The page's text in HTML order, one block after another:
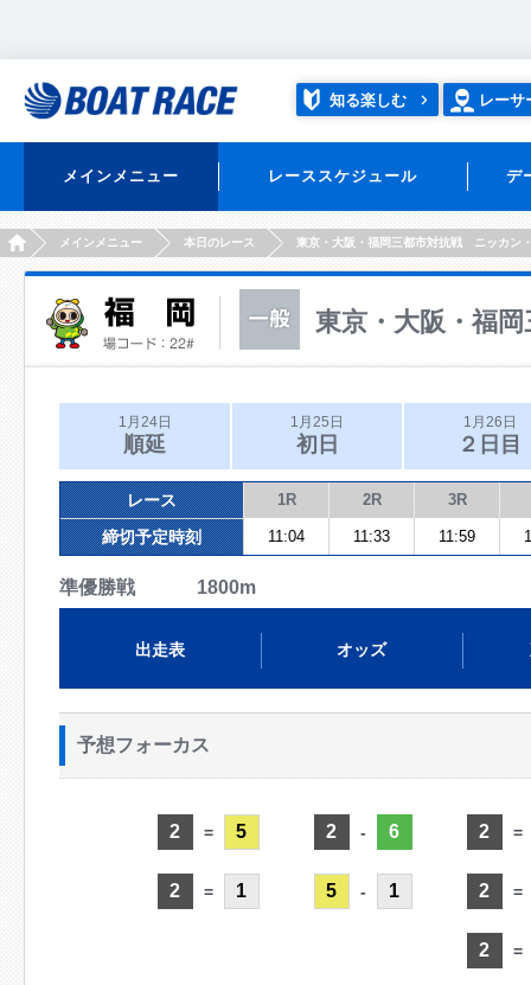
知る楽しむ レーサ
メインメニュー レーススケジュール デ
HOMEメインメニュー 本日のレース 東京・大阪・福岡三都市対抗戦 ニッカン
東京・大阪・福
1月24日
順延
1月25日
初日
1月26日
２日目
レース 1R 2R 3R
締切予定時刻 11:04 11:33 11:59
準優勝戦 1800m
出走表 オッズ
予想フォーカス
2 = 5
2 = 1
2 - 6
5 - 1
2 =
2 =
2 =